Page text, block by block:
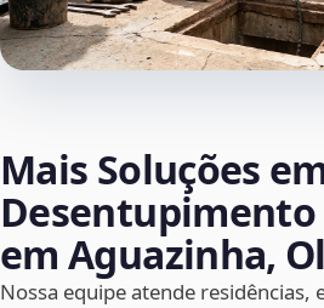
Mais Soluções
Desentupimento
em Aguazinha,
Nossa equipe atende residências,